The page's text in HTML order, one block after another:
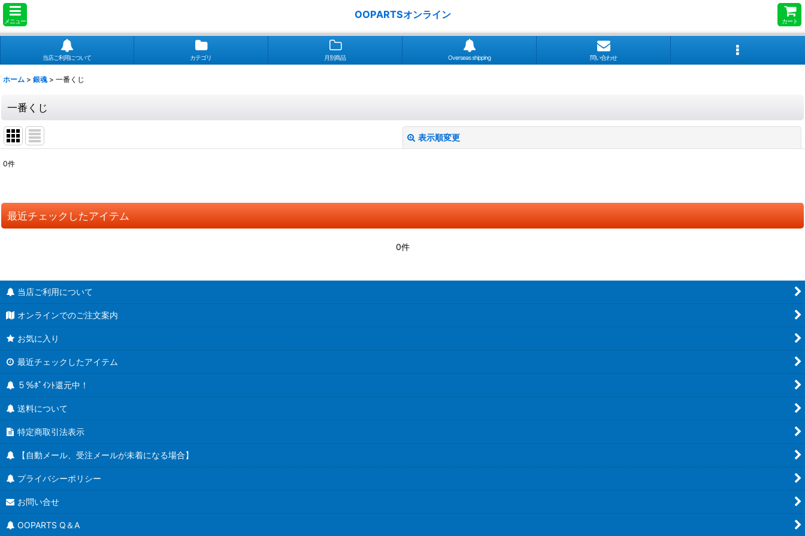
メニュー
OOPARTSオンライン
カート
当店ご利用について カテゴリ 月別商品 Overseas shipping 問い合わせ
ホーム > 銀魂 > 一番くじ
一番くじ
表示順変更
並び順:
0件
最近チェックしたアイテム
0件
当店ご利用について
オンラインでのご注文案内
お気に入り
最近チェックしたアイテム
５％ﾎﾟｲﾝﾄ還元中！
送料について
特定商取引法表示
【自動メール、受注メールが未着になる場合】
プライバシーポリシー
お問い合せ
OOPARTS Q＆A